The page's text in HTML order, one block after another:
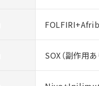
SOX（副作用あ